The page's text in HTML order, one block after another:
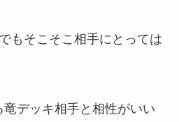
もそこそこ相手にとっては
デッキ相手と相性がいい